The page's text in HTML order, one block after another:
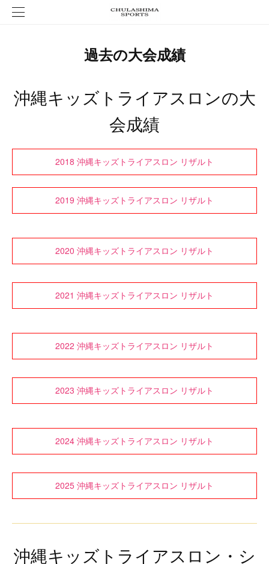
過去の大会成績
沖縄キッズトライアスロンの大
会成績
2018 沖縄キッズトライアスロン リザルト
2019 沖縄キッズトライアスロン リザルト
2020 沖縄キッズトライアスロン リザルト
2021 沖縄キッズトライアスロン リザルト
2022 沖縄キッズトライアスロン リザルト
2023 沖縄キッズトライアスロン リザルト
2024 沖縄キッズトライアスロン リザルト
2025 沖縄キッズトライアスロン リザルト
沖縄キッズトライアスロン・シ